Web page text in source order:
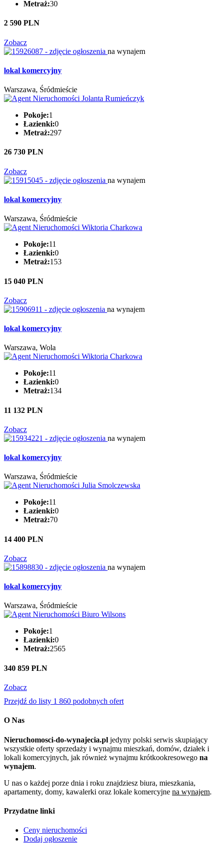
Metraż:30
2 590 PLN
Zobacz
na wynajem
lokal komercyjny
Warszawa, Śródmieście
Pokoje:1
Łazienki:0
Metraż:297
26 730 PLN
Zobacz
na wynajem
lokal komercyjny
Warszawa, Śródmieście
Pokoje:11
Łazienki:0
Metraż:153
15 040 PLN
Zobacz
na wynajem
lokal komercyjny
Warszawa, Wola
Pokoje:11
Łazienki:0
Metraż:134
11 132 PLN
Zobacz
na wynajem
lokal komercyjny
Warszawa, Śródmieście
Pokoje:11
Łazienki:0
Metraż:70
14 400 PLN
Zobacz
na wynajem
lokal komercyjny
Warszawa, Śródmieście
Pokoje:1
Łazienki:0
Metraż:2565
340 859 PLN
Zobacz
Przejdź do listy 1 860 podobnych ofert
O Nas
Nieruchomosci-do-wynajecia.pl jedyny polski serwis skupiający
wszystkie oferty sprzedaży i wynajmu mieszkań, domów, działek i
lokali komercyjnych, jak również wynajmu krótkookresowego na
wynajem.
U nas o każdej porze dnia i roku znajdziesz biura, mieszkania,
apartamenty, domy, kawalerki oraz lokale komercyjne na wynajem.
Przydatne linki
Ceny nieruchomości
Dodaj ogłoszenie